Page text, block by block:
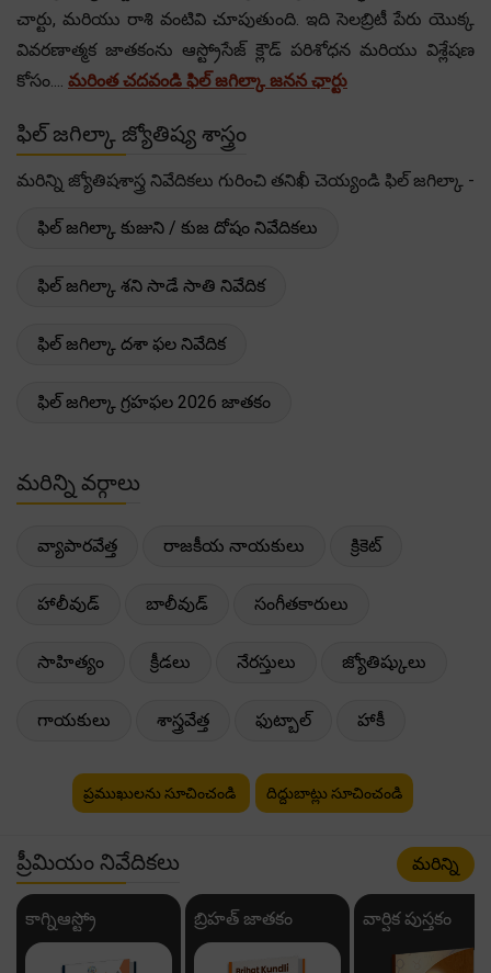
చార్టు, మరియు రాశి వంటివి చూపుతుంది. ఇది సెలబ్రిటీ పేరు యొక్క
వివరణాత్మక జాతకంను ఆస్ట్రోసేజ్ క్లౌడ్ పరిశోధన మరియు విశ్లేషణ
కోసం.... మరింత చదవండి ఫిల్ జగిల్కా జనన ఛార్టు
ఫిల్ జగిల్కా జ్యోతిష్య శాస్త్రం
మరిన్ని జ్యోతిషశాస్త్ర నివేదికలు గురించి తనిఖీ చెయ్యండి ఫిల్ జగిల్కా -
ఫిల్ జగిల్కా కుజుని / కుజ దోషం నివేదికలు
ఫిల్ జగిల్కా శని సాడే సాతి నివేదిక
ఫిల్ జగిల్కా దశా ఫల నివేదిక
ఫిల్ జగిల్కా గ్రహఫల 2026 జాతకం
మరిన్ని వర్గాలు
వ్యాపారవేత్త రాజకీయ నాయకులు క్రికెట్
హాలీవుడ్ బాలీవుడ్ సంగీతకారులు
సాహిత్యం క్రీడలు నేరస్తులు జ్యోతిష్కులు
గాయకులు శాస్త్రవేత్త ఫుట్బాల్ హాకీ
ప్రముఖులను సూచించండి దిద్దుబాట్లు సూచించండి
ప్రీమియం నివేదికలు మరిన్ని
కాగ్నిఆస్ట్రో బ్రిహత్ జాతకం వార్షిక పుస్తకం